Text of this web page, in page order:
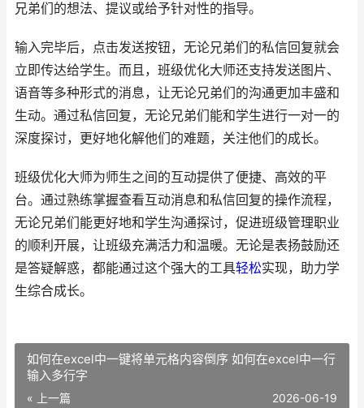
兄弟们的想法、提议或给予针对性的指导。
输入完毕后，点击发送按钮，无论兄弟们的私信回复就会
立即传达给学生。而且，班级优化大师还支持发送图片、
语音等多种形式的消息，让无论兄弟们的沟通更加丰盛和
生动。通过私信回复，无论兄弟们能和学生进行一对一的
深度探讨，更好地化解他们的难题，关注他们的成长。
班级优化大师为师生之间的互动提供了便捷、高效的平
台。通过熟练掌握查看互动消息和私信回复的操作流程，
无论兄弟们能更好地和学生沟通探讨，促进班级管理职业
的顺利开展，让班级充满活力和温暖。无论是表扬鼓励还
是答疑解惑，都能通过这个强大的工具轻松实现，助力学
生综合成长。
如何在excel中一键将单元格内容倒序 如何在excel中一行
输入多行字
« 上一篇 2026-06-19